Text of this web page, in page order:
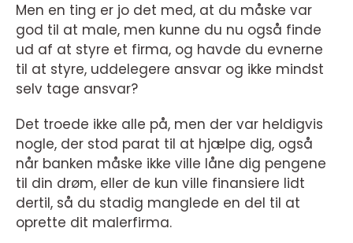
Men en ting er jo det med, at du måske var
god til at male, men kunne du nu også finde
ud af at styre et firma, og havde du evnerne
til at styre, uddelegere ansvar og ikke mindst
selv tage ansvar?
Det troede ikke alle på, men der var heldigvis
nogle, der stod parat til at hjælpe dig, også
når banken måske ikke ville låne dig pengene
til din drøm, eller de kun ville finansiere lidt
dertil, så du stadig manglede en del til at
oprette dit malerfirma.